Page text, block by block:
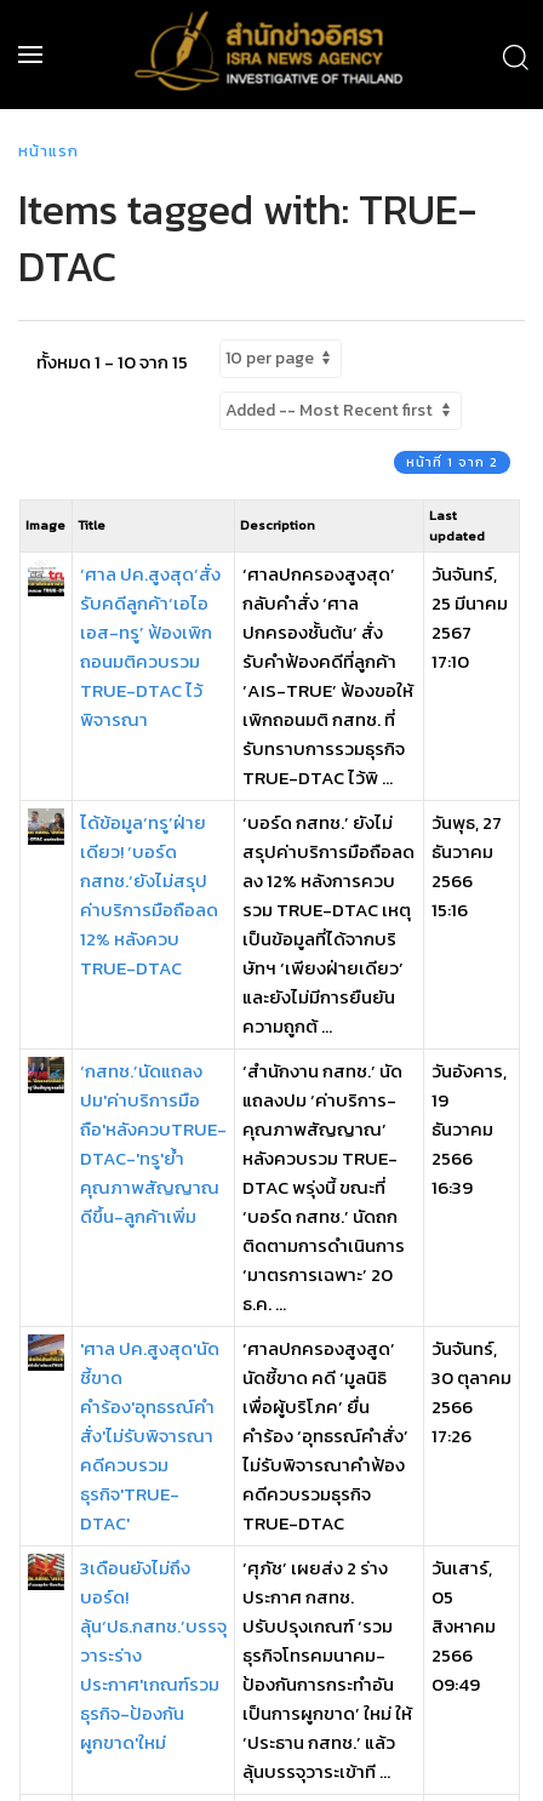
หน้าแรก
Items tagged with: TRUE-
DTAC
ทั้งหมด 1 - 10 จาก 15
หน้าที่ 1 จาก 2
Image Title Description
Last
updated
‘ศาล ปค.สูงสุด’สั่ง
รับคดีลูกค้า‘เอไอ
เอส-ทรู’ ฟ้องเพิก
ถอนมติควบรวม
TRUE-DTAC ไว้
พิจารณา
‘ศาลปกครองสูงสุด’
กลับคำสั่ง ‘ศาล
ปกครองชั้นต้น’ สั่ง
รับคำฟ้องคดีที่ลูกค้า
‘AIS-TRUE’ ฟ้องขอให้
เพิกถอนมติ กสทช. ที่
รับทราบการรวมธุรกิจ
TRUE-DTAC ไว้พิ ...
วันจันทร์,
25 มีนาคม
2567
17:10
ได้ข้อมูล‘ทรู’ฝ่าย
เดียว! ‘บอร์ด
กสทช.’ยังไม่สรุป
ค่าบริการมือถือลด
12% หลังควบ
TRUE-DTAC
‘บอร์ด กสทช.’ ยังไม่
สรุปค่าบริการมือถือลด
ลง 12% หลังการควบ
รวม TRUE-DTAC เหตุ
เป็นข้อมูลที่ได้จากบริ
ษัทฯ ‘เพียงฝ่ายเดียว’
และยังไม่มีการยืนยัน
ความถูกต้ ...
วันพุธ, 27
ธันวาคม
2566
15:16
‘กสทช.’นัดแถลง
ปม'ค่าบริการมือ
ถือ'หลังควบTRUE-
DTAC-'ทรู'ย้ำ
คุณภาพสัญญาณ
ดีขึ้น-ลูกค้าเพิ่ม
‘สำนักงาน กสทช.’ นัด
แถลงปม ‘ค่าบริการ-
คุณภาพสัญญาณ’
หลังควบรวม TRUE-
DTAC พรุ่งนี้ ขณะที่
‘บอร์ด กสทช.’ นัดถก
ติดตามการดำเนินการ
‘มาตรการเฉพาะ’ 20
ธ.ค. ...
วันอังคาร,
19
ธันวาคม
2566
16:39
'ศาล ปค.สูงสุด'นัด
ชี้ขาด
คำร้อง'อุทธรณ์คำ
สั่ง'ไม่รับพิจารณา
คดีควบรวม
ธุรกิจ'TRUE-
DTAC'
‘ศาลปกครองสูงสูด’
นัดชี้ขาด คดี ‘มูลนิธิ
เพื่อผู้บริโภค’ ยื่น
คำร้อง ‘อุทธรณ์คำสั่ง’
ไม่รับพิจารณาคำฟ้อง
คดีควบรวมธุรกิจ
TRUE-DTAC
วันจันทร์,
30 ตุลาคม
2566
17:26
3เดือนยังไม่ถึง
บอร์ด!
ลุ้น‘ปธ.กสทช.’บรรจุ
วาระร่าง
ประกาศ'เกณฑ์รวม
ธุรกิจ-ป้องกัน
ผูกขาด'ใหม่
‘ศุภัช’ เผยส่ง 2 ร่าง
ประกาศ กสทช.
ปรับปรุงเกณฑ์ ‘รวม
ธุรกิจโทรคมนาคม-
ป้องกันการกระทำอัน
เป็นการผูกขาด’ ใหม่ ให้
‘ประธาน กสทช.’ แล้ว
ลุ้นบรรจุวาระเข้าที ...
วันเสาร์,
05
สิงหาคม
2566
09:49